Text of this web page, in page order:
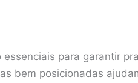
para garantir
bem posicionadas